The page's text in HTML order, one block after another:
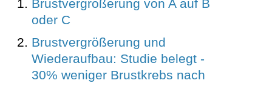
Brustvergrößerung von A auf B
oder C
Brustvergrößerung und
Wiederaufbau: Studie belegt -
30% weniger Brustkrebs nach